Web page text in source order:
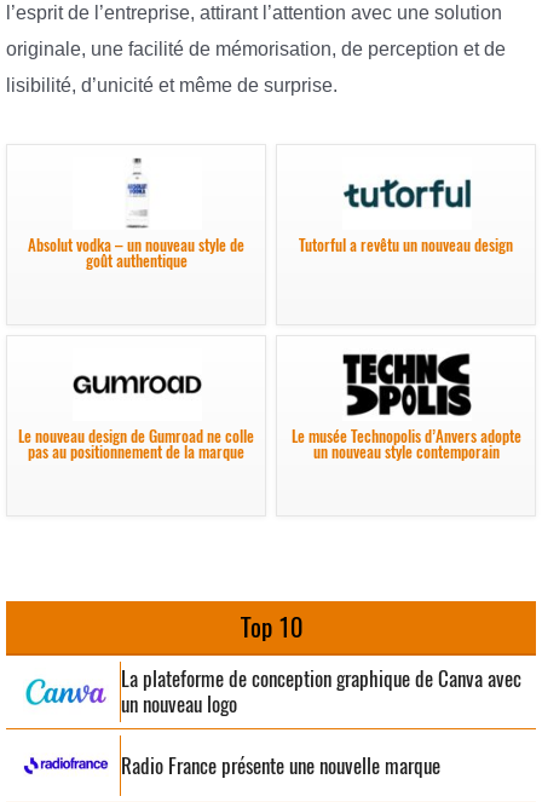
l’esprit de l’entreprise, attirant l’attention avec une solution
originale, une facilité de mémorisation, de perception et de
lisibilité, d’unicité et même de surprise.
Absolut vodka – un nouveau style de
goût authentique
Tutorful a revêtu un nouveau design
Le nouveau design de Gumroad ne colle
pas au positionnement de la marque
Le musée Technopolis d’Anvers adopte
un nouveau style contemporain
Top 10
La plateforme de conception graphique de Canva avec
un nouveau logo
Radio France présente une nouvelle marque